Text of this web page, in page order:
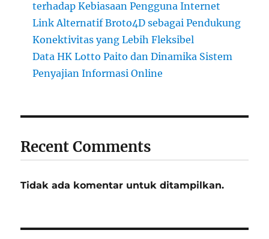
terhadap Kebiasaan Pengguna Internet
Link Alternatif Broto4D sebagai Pendukung
Konektivitas yang Lebih Fleksibel
Data HK Lotto Paito dan Dinamika Sistem
Penyajian Informasi Online
Recent Comments
Tidak ada komentar untuk ditampilkan.